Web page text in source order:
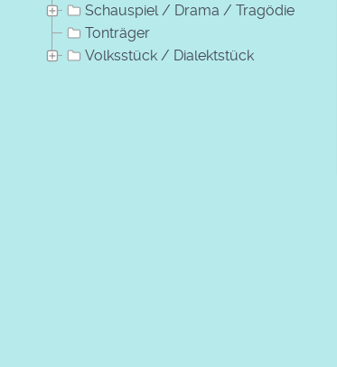
Schauspiel / Drama / Tragödie
Tonträger
Volksstück / Dialektstück